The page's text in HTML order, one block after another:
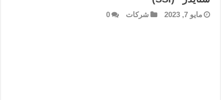
مايو 7, 2023 شركات 0